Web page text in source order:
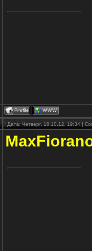
| Дата: Четверг, 18.10.12, 19:34 |